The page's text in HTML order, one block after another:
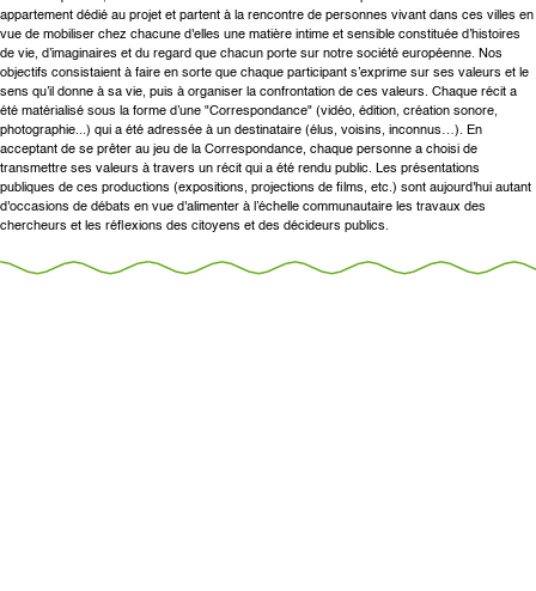
appartement dédié au projet et partent à la rencontre de personnes vivant dans ces villes en
vue de mobiliser chez chacune d'elles une matière intime et sensible constituée d’histoires
de vie, d’imaginaires et du regard que chacun porte sur notre société européenne. Nos
objectifs consistaient à faire en sorte que chaque participant s’exprime sur ses valeurs et le
sens qu’il donne à sa vie, puis à organiser la confrontation de ces valeurs. Chaque récit a
été matérialisé sous la forme d’une "Correspondance" (vidéo, édition, création sonore,
photographie...) qui a été adressée à un destinataire (élus, voisins, inconnus…). En
acceptant de se prêter au jeu de la Correspondance, chaque personne a choisi de
transmettre ses valeurs à travers un récit qui a été rendu public. Les présentations
publiques de ces productions (expositions, projections de films, etc.) sont aujourd'hui autant
d'occasions de débats en vue d'alimenter à l’échelle communautaire les travaux des
chercheurs et les réflexions des citoyens et des décideurs publics.